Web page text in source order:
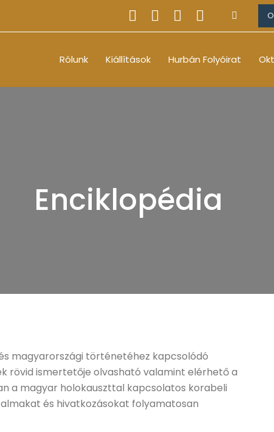
Rólunk Kiállítások Hurbán Folyóirat
Enciklopédia
magyarországi történetéhez kapcsolódó
rövid ismertetője olvasható valamint elérhető a
a magyar holokauszttal kapcsolatos korabeli
és hivatkozásokat folyamatosan